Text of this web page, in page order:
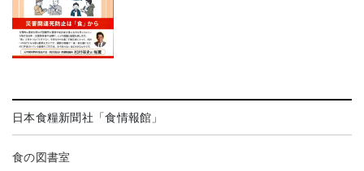
日本食糧新聞社「食情報館」
食の図書室